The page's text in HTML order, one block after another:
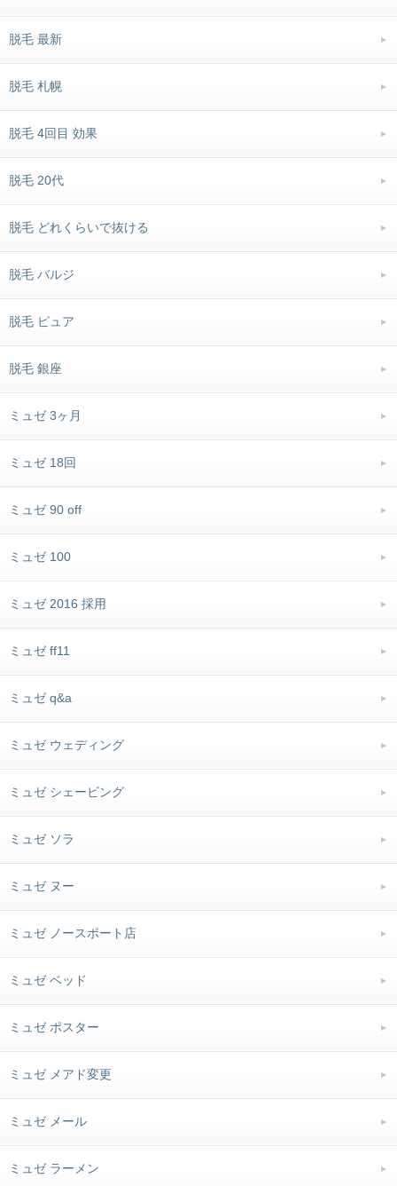
脱毛 最新
脱毛 札幌
脱毛 4回目 効果
脱毛 20代
脱毛 どれくらいで抜ける
脱毛 バルジ
脱毛 ピュア
脱毛 銀座
ミュゼ 3ヶ月
ミュゼ 18回
ミュゼ 90 off
ミュゼ 100
ミュゼ 2016 採用
ミュゼ ff11
ミュゼ q&a
ミュゼ ウェディング
ミュゼ シェービング
ミュゼ ソラ
ミュゼ ヌー
ミュゼ ノースポート店
ミュゼ ベッド
ミュゼ ポスター
ミュゼ メアド変更
ミュゼ メール
ミュゼ ラーメン